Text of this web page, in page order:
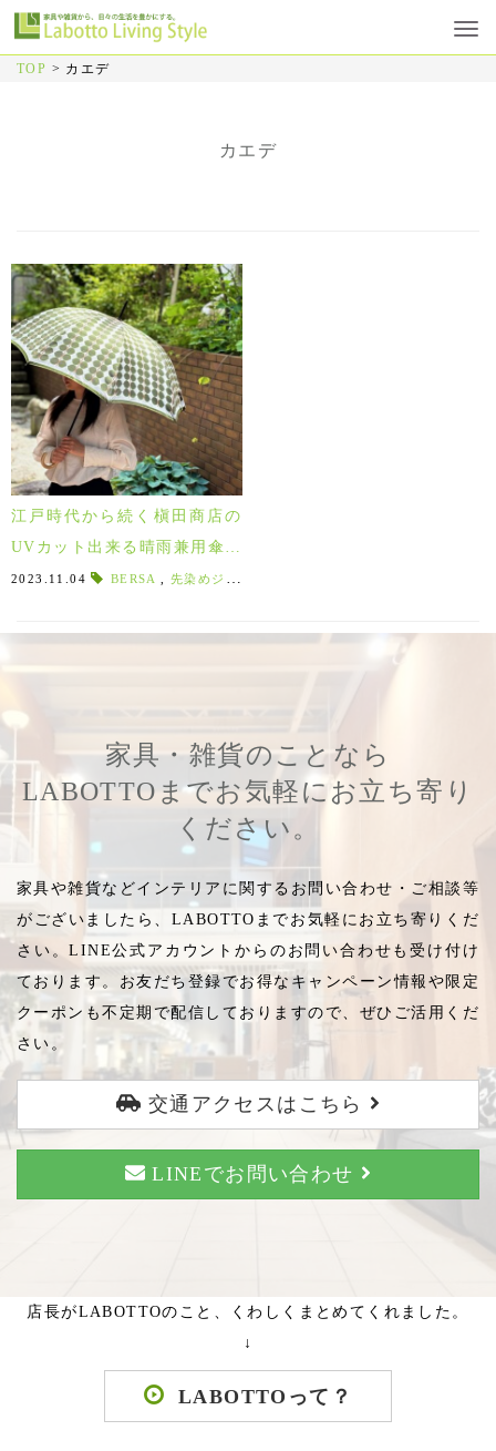
TOP > カエデ
カエデ
江戸時代から続く槇田商店の
UVカット出来る晴雨兼用傘は
最高品質！「BERSA(ベル
2023.11.04 BERSA ,先染めジャガード
家具・雑貨のことなら
LABOTTOまでお気軽にお立ち寄り
ください。
家具や雑貨などインテリアに関するお問い合わせ・ご相談等
がございましたら、LABOTTOまでお気軽にお立ち寄りくだ
さい。LINE公式アカウントからのお問い合わせも受け付け
ております。お友だち登録でお得なキャンペーン情報や限定
クーポンも不定期で配信しておりますので、ぜひご活用くだ
さい。
交通アクセスはこちら
LINEでお問い合わせ
店長がLABOTTOのこと、くわしくまとめてくれました。
↓
LABOTTOって？